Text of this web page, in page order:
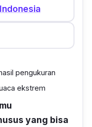
pengukuran
ekstrem
yang bisa